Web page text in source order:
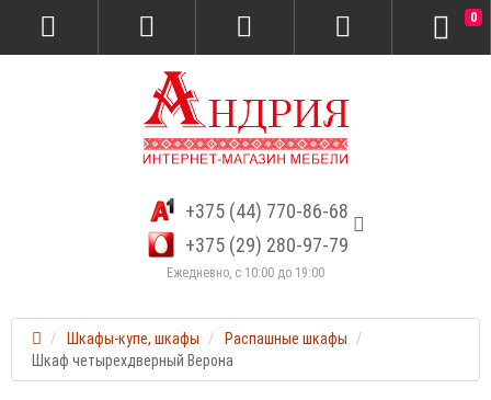
+375 (44) 770-86-68
+375 (29) 280-97-79
Ежедневно, с 10:00 до 19:00
0
Шкафы-купе, шкафы
Распашные шкафы
Шкаф четырехдверный Верона